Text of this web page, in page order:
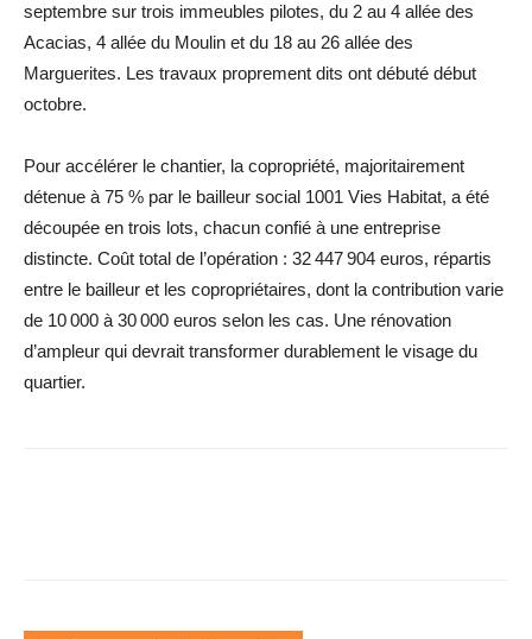
septembre sur trois immeubles pilotes, du 2 au 4 allée des
Acacias, 4 allée du Moulin et du 18 au 26 allée des
Marguerites. Les travaux proprement dits ont débuté début
octobre.
Pour accélérer le chantier, la copropriété, majoritairement
détenue à 75 % par le bailleur social 1001 Vies Habitat, a été
découpée en trois lots, chacun confié à une entreprise
distincte. Coût total de l’opération : 32 447 904 euros, répartis
entre le bailleur et les copropriétaires, dont la contribution varie
de 10 000 à 30 000 euros selon les cas. Une rénovation
d’ampleur qui devrait transformer durablement le visage du
quartier.